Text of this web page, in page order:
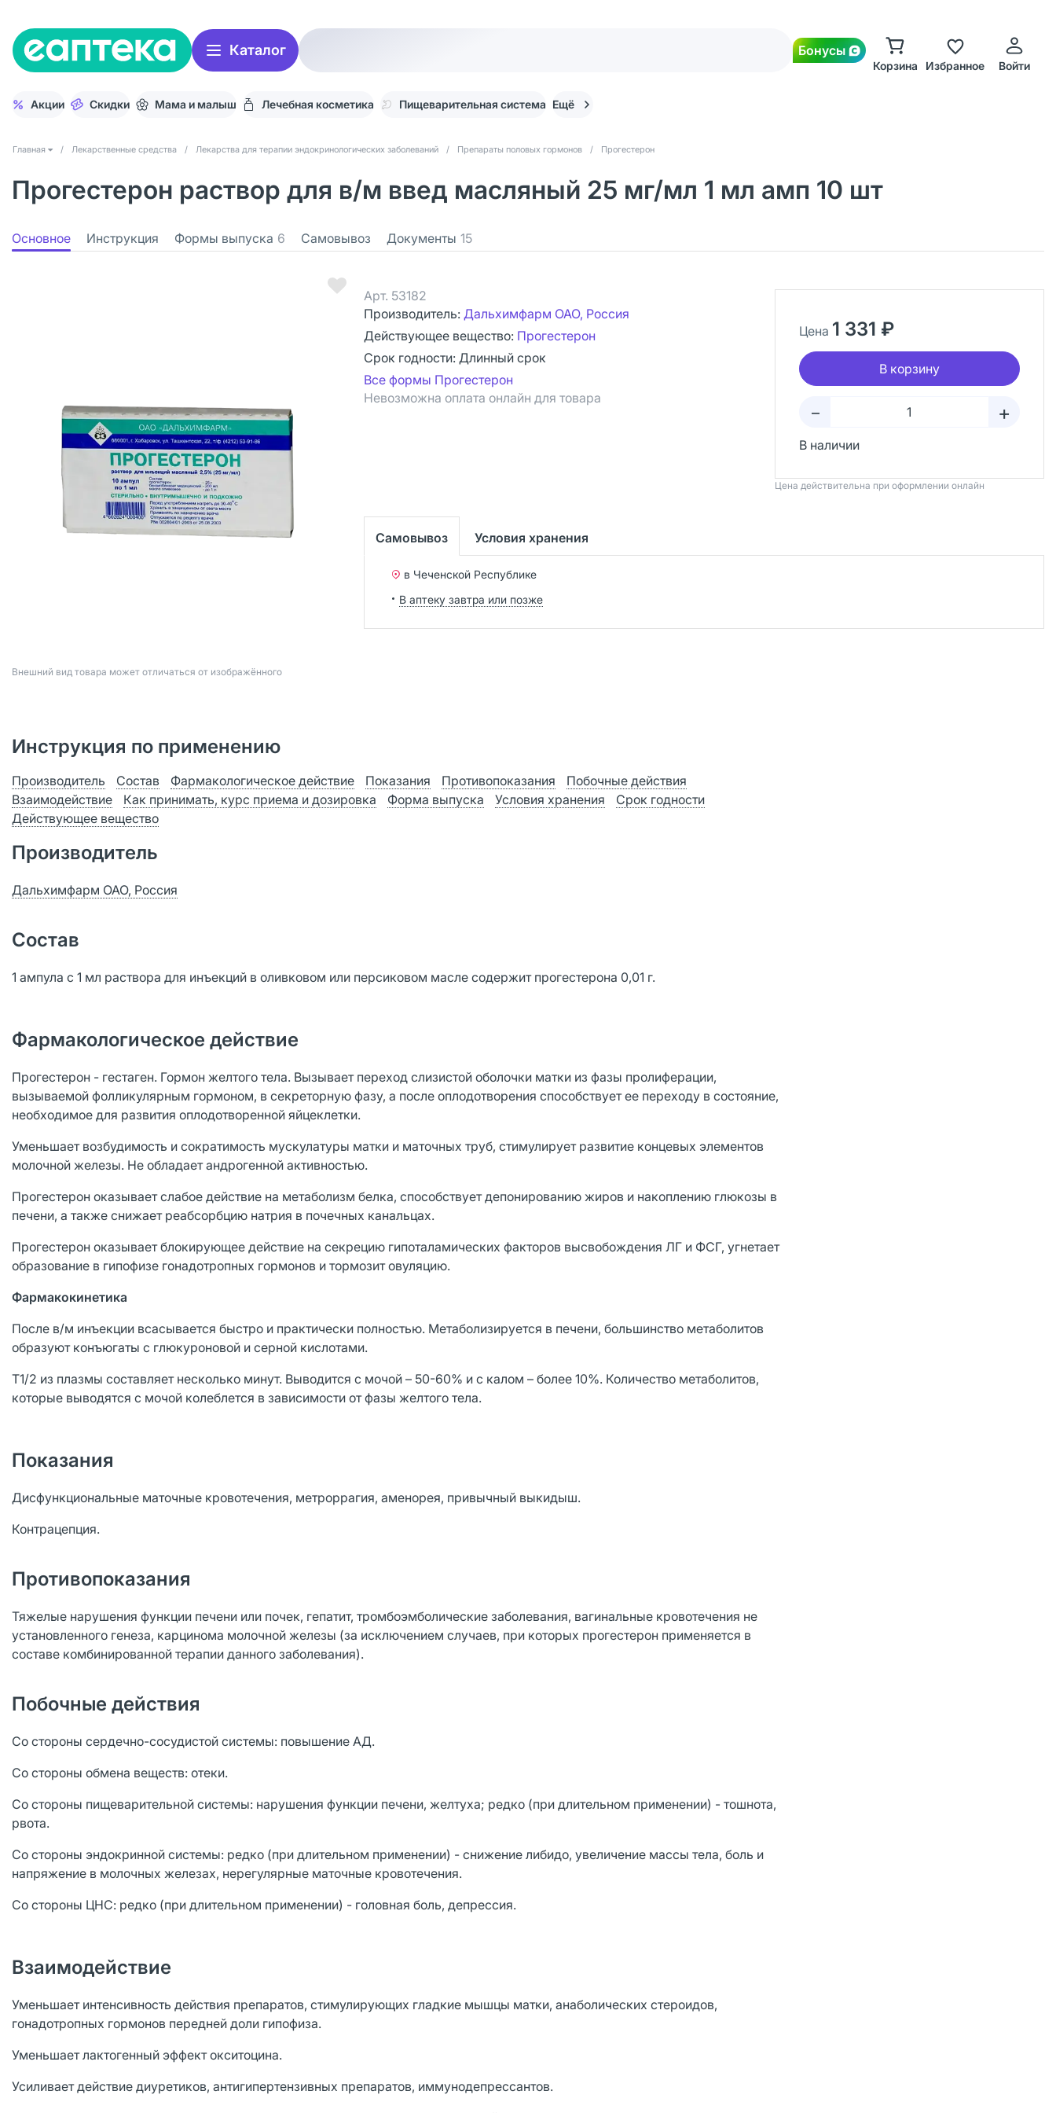
Каталог Бонусы
Корзина Избранное Войти
Акции Скидки Мама и малыш Лечебная косметика Пищеварительная система Ещё
Главная / Лекарственные средства / Лекарства для терапии эндокринологических заболеваний / Препараты половых гормонов / Прогестерон
Прогестерон раствор для в/м введ масляный 25 мг/мл 1 мл амп 10 шт
Основное Инструкция Формы выпуска 6 Самовывоз Документы 15
Bнешний вид товара может отличаться от изображённого
Арт. 53182
Производитель: Дальхимфарм ОАО, Россия
Действующее вещество: Прогестерон
Срок годности: Длинный срок
Все формы Прогестерон
Невозможна оплата онлайн для товара
Цена 1 331 ₽
В корзину
– +
В наличии
Цена действительна при оформлении онлайн
Самовывоз Условия хранения
в Чеченской Республике
В аптеку завтра или позже
Инструкция по применению
Производитель Состав Фармакологическое действие Показания Противопоказания
Побочные действия
Взаимодействие
Как принимать, курс приема и дозировка Форма выпуска Условия хранения
Срок годности
Действующее вещество
Производитель
Дальхимфарм ОАО, Россия
Состав
1 ампула с 1 мл раствора для инъекций в оливковом или персиковом масле содержит прогестерона 0,01 г.
Фармакологическое действие
Прогестерон - гестаген. Гормон желтого тела. Вызывает переход слизистой оболочки матки из фазы пролиферации,
вызываемой фолликулярным гормоном, в секреторную фазу, а после оплодотворения способствует ее переходу в состояние,
необходимое для развития оплодотворенной яйцеклетки.
Уменьшает возбудимость и сократимость мускулатуры матки и маточных труб, стимулирует развитие концевых элементов
молочной железы. Не обладает андрогенной активностью.
Прогестерон оказывает слабое действие на метаболизм белка, способствует депонированию жиров и накоплению глюкозы в
печени, а также снижает реабсорбцию натрия в почечных канальцах.
Прогестерон оказывает блокирующее действие на секрецию гипоталамических факторов высвобождения ЛГ и ФСГ, угнетает
образование в гипофизе гонадотропных гормонов и тормозит овуляцию.
Фармакокинетика
После в/м инъекции всасывается быстро и практически полностью. Метаболизируется в печени, большинство метаболитов
образуют конъюгаты с глюкуроновой и серной кислотами.
T1/2 из плазмы составляет несколько минут. Выводится с мочой – 50-60% и с калом – более 10%. Количество метаболитов,
которые выводятся с мочой колеблется в зависимости от фазы желтого тела.
Показания
Дисфункциональные маточные кровотечения, метроррагия, аменорея, привычный выкидыш.
Контрацепция.
Противопоказания
Тяжелые нарушения функции печени или почек, гепатит, тромбоэмболические заболевания, вагинальные кровотечения не
установленного генеза, карцинома молочной железы (за исключением случаев, при которых прогестерон применяется в
составе комбинированной терапии данного заболевания).
Побочные действия
Со стороны сердечно-сосудистой системы: повышение АД.
Со стороны обмена веществ: отеки.
Со стороны пищеварительной системы: нарушения функции печени, желтуха; редко (при длительном применении) - тошнота,
рвота.
Со стороны эндокринной системы: редко (при длительном применении) - снижение либидо, увеличение массы тела, боль и
напряжение в молочных железах, нерегулярные маточные кровотечения.
Со стороны ЦНС: редко (при длительном применении) - головная боль, депрессия.
Взаимодействие
Уменьшает интенсивность действия препаратов, стимулирующих гладкие мышцы матки, анаболических стероидов,
гонадотропных гормонов передней доли гипофиза.
Уменьшает лактогенный эффект окситоцина.
Усиливает действие диуретиков, антигипертензивных препаратов, иммунодепрессантов.